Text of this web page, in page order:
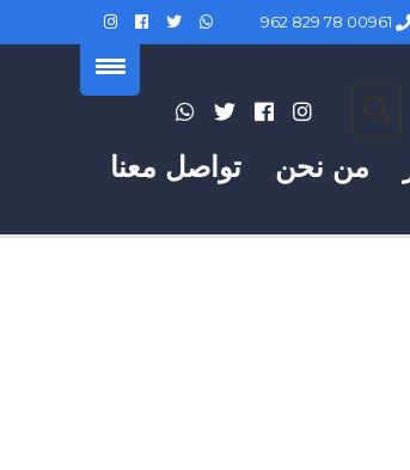
تواصل معنا من نحن